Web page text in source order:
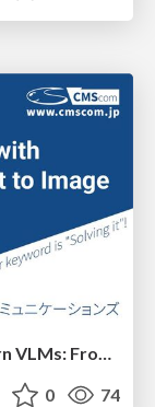
Searching 23,000 Photos with Modern VLMs: From Text to Image
0 74